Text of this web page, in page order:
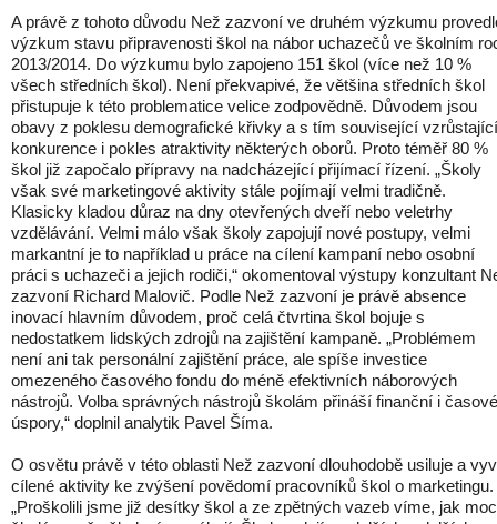
A právě z tohoto důvodu Než zazvoní ve druhém výzkumu
výzkum stavu připravenosti škol na nábor uchazečů ve školním
2013/2014. Do výzkumu bylo zapojeno 151 škol (více než 10 %
všech středních škol). Není překvapivé, že většina středních škol
přistupuje k této problematice velice zodpovědně. Důvodem jsou
obavy z poklesu demografické křivky a s tím související vzrůstající
konkurence i pokles atraktivity některých oborů. Proto téměř 80 %
škol již započalo přípravy na nadcházející přijímací řízení. „Školy
však své marketingové aktivity stále pojímají velmi tradičně.
Klasicky kladou důraz na dny otevřených dveří nebo veletrhy
vzdělávání. Velmi málo však školy zapojují nové postupy, velmi
markantní je to například u práce na cílení kampaní nebo osobní
práci s uchazeči a jejich rodiči,“ okomentoval výstupy konzultant
zazvoní Richard Malovič. Podle Než zazvoní je právě absence
inovací hlavním důvodem, proč celá čtvrtina škol bojuje s
nedostatkem lidských zdrojů na zajištění kampaně. „Problémem
není ani tak personální zajištění práce, ale spíše investice
omezeného časového fondu do méně efektivních náborových
nástrojů. Volba správných nástrojů školám přináší finanční i časové
úspory,“ doplnil analytik Pavel Šíma.
O osvětu právě v této oblasti Než zazvoní dlouhodobě usiluje a
cílené aktivity ke zvýšení povědomí pracovníků škol o marketingu.
„Proškolili jsme již desítky škol a ze zpětných vazeb víme, jak moc